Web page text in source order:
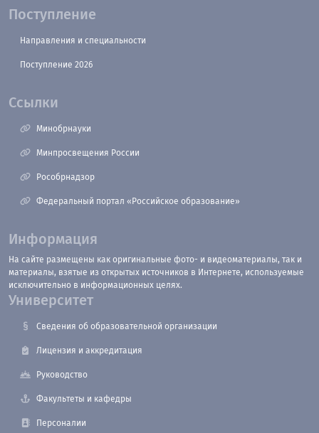
Поступление
Направления и специальности
Поступление 2026
Ссылки
Минобрнауки
Минпросвещения России
Рособрнадзор
Федеральный портал «Российское образование»
Информация
На сайте размещены как оригинальные фото- и видеоматериалы, так и
материалы, взятые из открытых источников в Интернете, используемые
исключительно в информационных целях.
Университет
Сведения об образовательной организации
Лицензия и аккредитация
Руководство
Факультеты и кафедры
Персоналии